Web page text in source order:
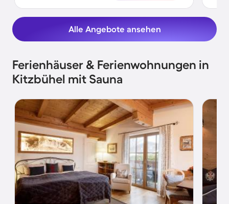
Alle Angebote ansehen
Ferienhäuser & Ferienwohnungen in
Kitzbühel mit Sauna